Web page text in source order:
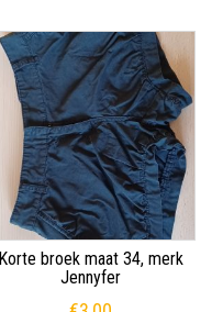
Korte broek maat 34, merk
Jennyfer